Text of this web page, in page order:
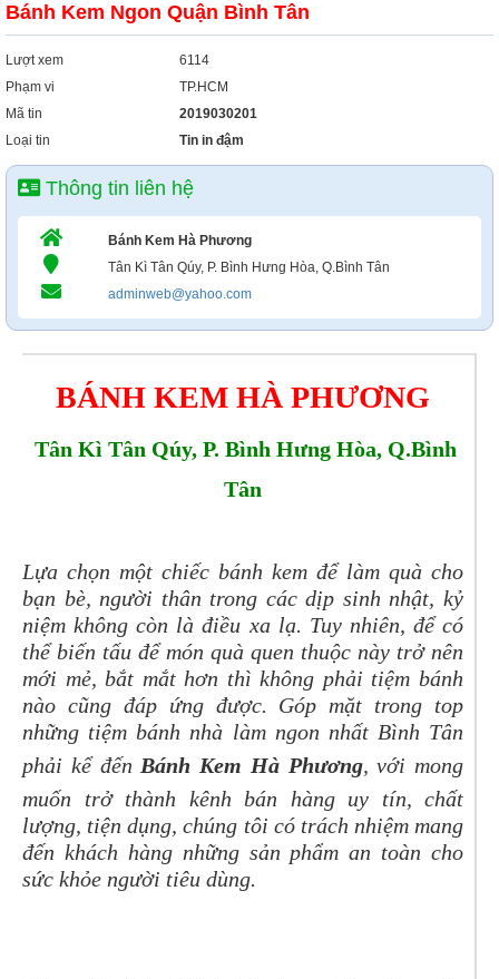
Bánh Kem Ngon Quận Bình Tân
Lượt xem
6114
Phạm vi
TP.HCM
Mã tin
2019030201
Loại tin
Tin in đậm
Thông tin liên hệ
Bánh Kem Hà Phương
Tân Kì Tân Qúy, P. Bình Hưng Hòa, Q.Bình Tân
adminweb@yahoo.com
BÁNH KEM HÀ PHƯƠNG
Tân Kì Tân Qúy, P. Bình Hưng Hòa, Q.Bình
Tân
Lựa chọn một chiếc bánh kem để làm quà cho
bạn bè, người thân trong các dịp sinh nhật, kỷ
niệm không còn là điều xa lạ. Tuy nhiên, để có
thể biến tấu để món quà quen thuộc này trở nên
mới mẻ, bắt mắt hơn thì không phải tiệm bánh
nào cũng đáp ứng được. Góp mặt trong top
những tiệm bánh nhà làm ngon nhất Bình Tân
phải kể đến Bánh Kem Hà Phương, với mong
muốn trở thành kênh bán hàng uy tín, chất
lượng, tiện dụng, chúng tôi có trách nhiệm mang
đến khách hàng những sản phẩm an toàn cho
sức khỏe người tiêu dùng.